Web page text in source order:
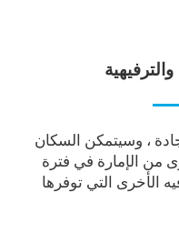
، وسيتمكن السكان
من الإمارة في فترة
الأخرى التي توفرها